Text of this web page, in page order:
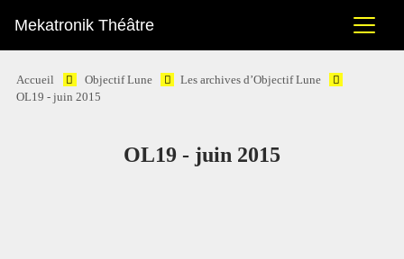
Mekatronik Théâtre
Accueil Objectif Lune
Les archives d’Objectif Lune
OL19 - juin 2015
OL19 - juin 2015